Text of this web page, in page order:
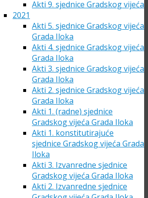
Akti 9. sjednice Gradskog vijeća
2021
Akti 5. sjednice Gradskog vijeća
Grada Iloka
Akti 4. sjednice Gradskog vijeća
Grada Iloka
Akti 3. sjednice Gradskog vijeća
Grada Iloka
Akti 2. sjednice Gradskog vijeća
Grada Iloka
Akti 1. (radne) sjednice
Gradskog vijeća Grada Iloka
Akti 1. konstitutirajuće
sjednice Gradskog vijeća Grada
Iloka
Akti 3. Izvanredne sjednice
Gradskog vijeća Grada Iloka
Akti 2. Izvanredne sjednice